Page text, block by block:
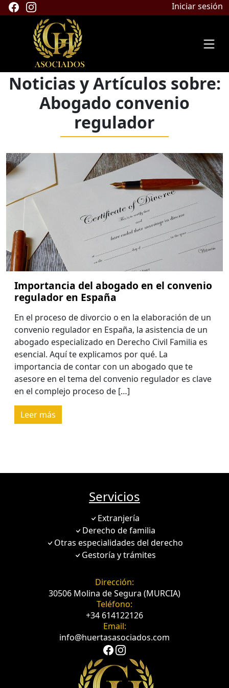
Iniciar sesión
Noticias y Artículos sobre:
Abogado convenio
regulador
Importancia del abogado en el convenio
regulador en España
En el proceso de divorcio o en la elaboración de un
convenio regulador en España, la asistencia de un
abogado especializado en Derecho Civil Familia es
esencial. Aquí te explicamos por qué. La
importancia de contar con un abogado que te
asesore en el tema del convenio regulador es clave
en el complejo proceso de […]
Leer más
Servicios
Extranjería
Derecho de familia
Otras especialidades del derecho
Gestoría y trámites
Dirección:
30506 Molina de Segura (MURCIA)
Teléfono:
+34 614122126
Email:
info@huertasasociados.com